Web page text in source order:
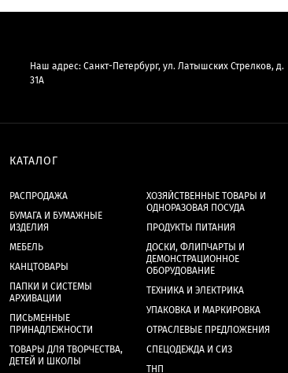
Наш адрес: Санкт-Петербург, ул. Латышских Стрелков, д.
31А
КАТАЛОГ
РАСПРОДАЖА
БУМАГА И БУМАЖНЫЕ
ИЗДЕЛИЯ
МЕБЕЛЬ
КАНЦТОВАРЫ
ПАПКИ И СИСТЕМЫ
АРХИВАЦИИ
ПИСЬМЕННЫЕ
ПРИНАДЛЕЖНОСТИ
ТОВАРЫ ДЛЯ ТВОРЧЕСТВА,
ДЕТЕЙ И ШКОЛЫ
ХОЗЯЙСТВЕННЫЕ ТОВАРЫ И
ОДНОРАЗОВАЯ ПОСУДА
ПРОДУКТЫ ПИТАНИЯ
ДОСКИ, ФЛИПЧАРТЫ И
ДЕМОНСТРАЦИОННОЕ
ОБОРУДОВАНИЕ
ТЕХНИКА И ЭЛЕКТРИКА
УПАКОВКА И МАРКИРОВКА
ОТРАСЛЕВЫЕ ПРЕДЛОЖЕНИЯ
СПЕЦОДЕЖДА И СИЗ
ТНП